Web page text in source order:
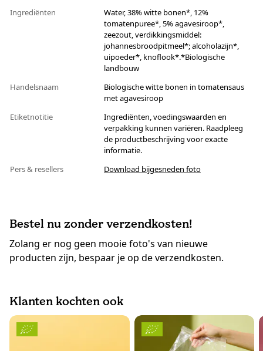
Ingrediënten
Water, 38% witte bonen*, 12%
tomatenpuree*, 5% agavesiroop*,
zeezout, verdikkingsmiddel:
johannesbroodpitmeel*; alcoholazijn*,
uipoeder*, knoflook*.*Biologische
landbouw
Handelsnaam
Biologische witte bonen in tomatensaus
met agavesiroop
Etiketnotitie
Ingrediënten, voedingswaarden en
verpakking kunnen variëren. Raadpleeg
de productbeschrijving voor exacte
informatie.
Pers & resellers
Download bijgesneden foto
Bestel nu zonder verzendkosten!
Zolang er nog geen mooie foto's van nieuwe
producten zijn, bespaar je op de verzendkosten.
Klanten kochten ook